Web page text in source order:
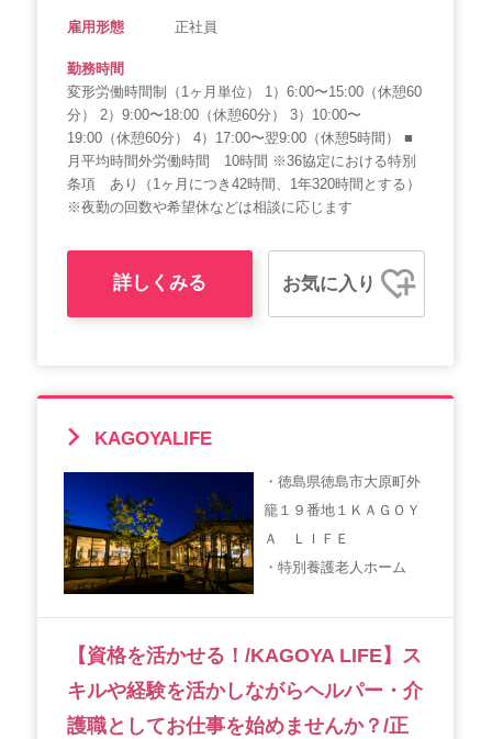
雇用形態 正社員
勤務時間
変形労働時間制（1ヶ月単位） 1）6:00〜15:00（休憩60
分） 2）9:00〜18:00（休憩60分） 3）10:00〜
19:00（休憩60分） 4）17:00〜翌9:00（休憩5時間） ■
月平均時間外労働時間 10時間 ※36協定における特別
条項 あり（1ヶ月につき42時間、1年320時間とする）
※夜勤の回数や希望休などは相談に応じます
詳しくみる お気に入り
KAGOYALIFE
・徳島県徳島市大原町外
籠１９番地１ＫＡＧＯＹ
Ａ ＬＩＦＥ
・特別養護老人ホーム
【資格を活かせる！/KAGOYA LIFE】ス
キルや経験を活かしながらヘルパー・介
護職としてお仕事を始めませんか？/正